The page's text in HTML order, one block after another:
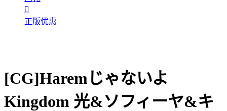

正版优惠
[CG]Haremじゃないよ
Kingdom 光&ソフィーヤ&キ